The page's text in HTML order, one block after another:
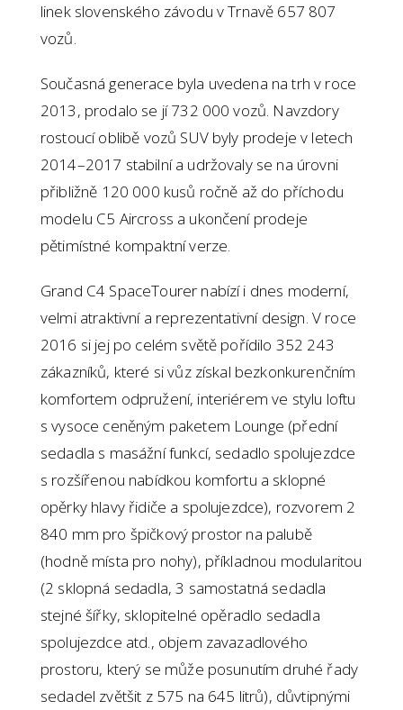
linek slovenského závodu v Trnavě 657 807
vozů.
Současná generace byla uvedena na trh v roce
2013, prodalo se jí 732 000 vozů. Navzdory
rostoucí oblibě vozů SUV byly prodeje v letech
2014–2017 stabilní a udržovaly se na úrovni
přibližně 120 000 kusů ročně až do příchodu
modelu C5 Aircross a ukončení prodeje
pětimístné kompaktní verze.
Grand C4 SpaceTourer nabízí i dnes moderní,
velmi atraktivní a reprezentativní design. V roce
2016 si jej po celém světě pořídilo 352 243
zákazníků, které si vůz získal bezkonkurenčním
komfortem odpružení, interiérem ve stylu loftu
s vysoce ceněným paketem Lounge (přední
sedadla s masážní funkcí, sedadlo spolujezdce
s rozšířenou nabídkou komfortu a sklopné
opěrky hlavy řidiče a spolujezdce), rozvorem 2
840 mm pro špičkový prostor na palubě
(hodně místa pro nohy), příkladnou modularitou
(2 sklopná sedadla, 3 samostatná sedadla
stejné šířky, sklopitelné opěradlo sedadla
spolujezdce atd., objem zavazadlového
prostoru, který se může posunutím druhé řady
sedadel zvětšit z 575 na 645 litrů), důvtipnými